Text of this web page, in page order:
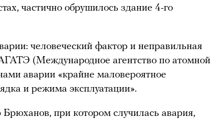
частично обрушилось здание 4-го
человеческий фактор и неправильная
(Международное агентство по атомной
аварии «крайне маловероятное
и режима эксплуатации».
при котором случилась авария,